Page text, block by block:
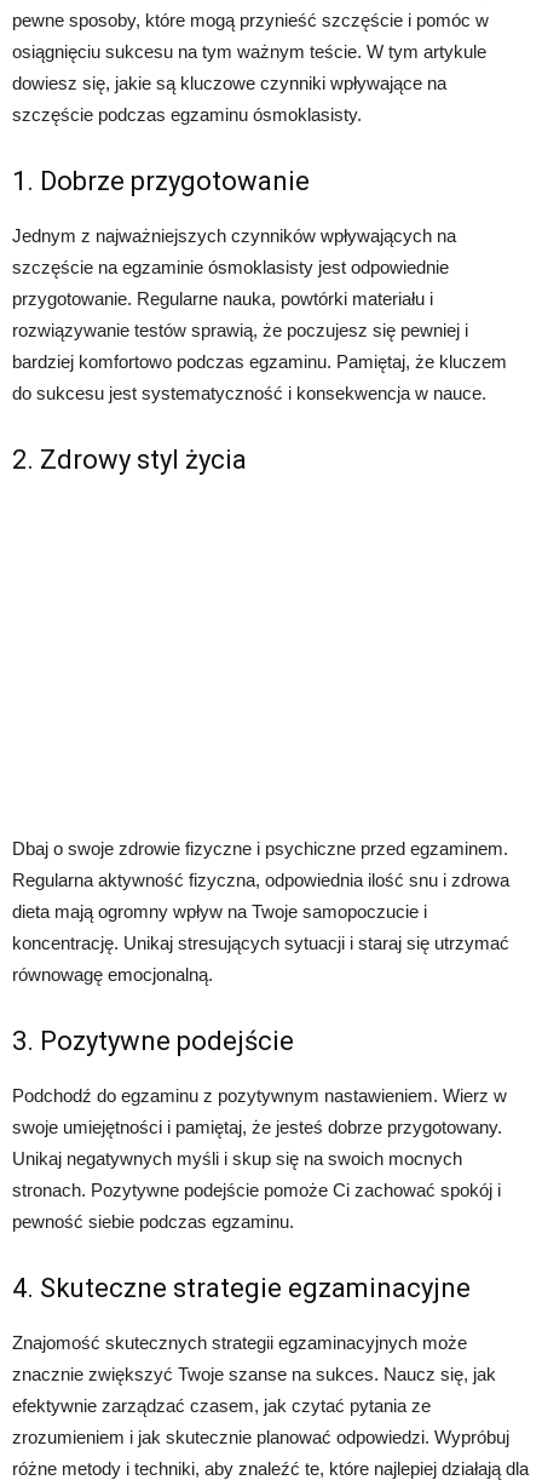
pewne sposoby, które mogą przynieść szczęście i pomóc w
osiągnięciu sukcesu na tym ważnym teście. W tym artykule
dowiesz się, jakie są kluczowe czynniki wpływające na
szczęście podczas egzaminu ósmoklasisty.
1. Dobrze przygotowanie
Jednym z najważniejszych czynników wpływających na
szczęście na egzaminie ósmoklasisty jest odpowiednie
przygotowanie. Regularne nauka, powtórki materiału i
rozwiązywanie testów sprawią, że poczujesz się pewniej i
bardziej komfortowo podczas egzaminu. Pamiętaj, że kluczem
do sukcesu jest systematyczność i konsekwencja w nauce.
2. Zdrowy styl życia
Dbaj o swoje zdrowie fizyczne i psychiczne przed egzaminem.
Regularna aktywność fizyczna, odpowiednia ilość snu i zdrowa
dieta mają ogromny wpływ na Twoje samopoczucie i
koncentrację. Unikaj stresujących sytuacji i staraj się utrzymać
równowagę emocjonalną.
3. Pozytywne podejście
Podchodź do egzaminu z pozytywnym nastawieniem. Wierz w
swoje umiejętności i pamiętaj, że jesteś dobrze przygotowany.
Unikaj negatywnych myśli i skup się na swoich mocnych
stronach. Pozytywne podejście pomoże Ci zachować spokój i
pewność siebie podczas egzaminu.
4. Skuteczne strategie egzaminacyjne
Znajomość skutecznych strategii egzaminacyjnych może
znacznie zwiększyć Twoje szanse na sukces. Naucz się, jak
efektywnie zarządzać czasem, jak czytać pytania ze
zrozumieniem i jak skutecznie planować odpowiedzi. Wypróbuj
różne metody i techniki, aby znaleźć te, które najlepiej działają dla